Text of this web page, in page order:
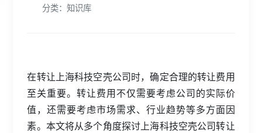
分类：知识库
在转让上海科技空壳公司时，确定合理的转让费用
至关重要。转让费用不仅需要考虑公司的实际价
值，还需要考虑市场需求、行业趋势等多方面因
素。本文将从多个角度探讨上海科技空壳公司转让